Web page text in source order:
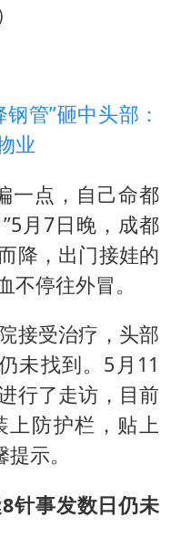
管”砸中头部：
业
一点，自己命都
月7日晚，成都
降，出门接娃的
停往外冒。
接受治疗，头部
未找到。5月11
行了走访，目前
上防护栏，贴上
示。
针事发数日仍未